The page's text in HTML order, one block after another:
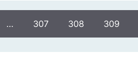
… 307 308 309